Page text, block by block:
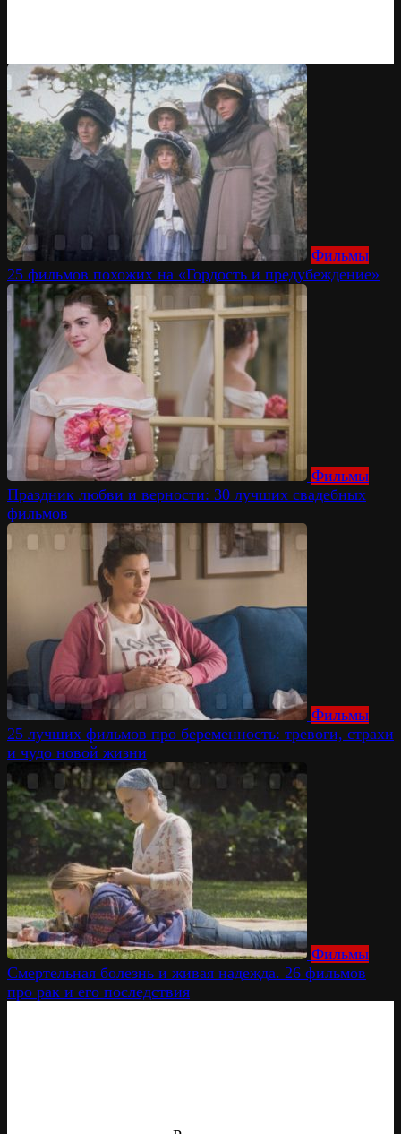
Фильмы
25 фильмов похожих на «Гордость и предубеждение»
Фильмы
Праздник любви и верности: 30 лучших свадебных
фильмов
Фильмы
25 лучших фильмов про беременность: тревоги, страхи
и чудо новой жизни
Фильмы
Смертельная болезнь и живая надежда. 26 фильмов
про рак и его последствия